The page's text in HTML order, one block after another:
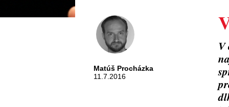
Matúš Procházka
11.7.2016
V